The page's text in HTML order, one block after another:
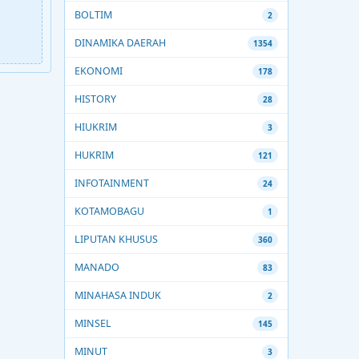
BOLTIM 2
DINAMIKA DAERAH 1354
EKONOMI 178
HISTORY 28
HIUKRIM 3
HUKRIM 121
INFOTAINMENT 24
KOTAMOBAGU 1
LIPUTAN KHUSUS 360
MANADO 83
MINAHASA INDUK 2
MINSEL 145
MINUT 3